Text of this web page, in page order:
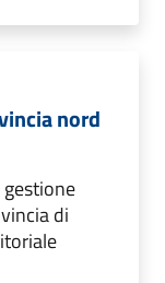
nord
di